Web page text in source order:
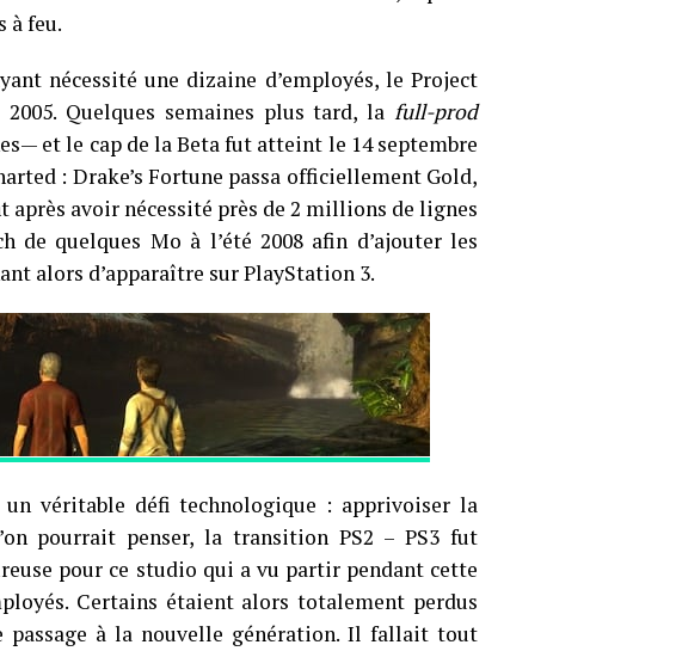
à feu.
nécessité une dizaine d’employés, le Project
Quelques semaines plus tard, la full-prod
et le cap de la Beta fut atteint le 14 septembre
: Drake’s Fortune passa officiellement Gold,
avoir nécessité près de 2 millions de lignes
de quelques Mo à l’été 2008 afin d’ajouter les
alors d’apparaître sur PlayStation 3.
véritable défi technologique : apprivoiser la
pourrait penser, la transition PS2 – PS3 fut
pour ce studio qui a vu partir pendant cette
Certains étaient alors totalement perdus
passage à la nouvelle génération. Il fallait tout